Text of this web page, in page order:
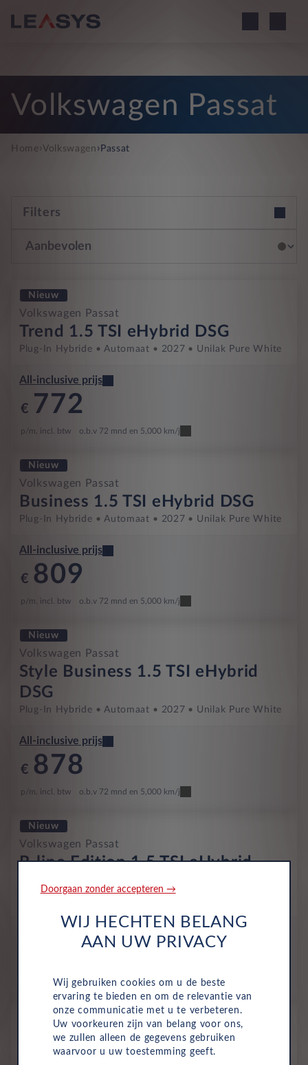
Volkswagen Passat
Home› Volkswagen › Passat
Filters
Nieuw
Volkswagen Passat
Trend 1.5 TSI eHybrid DSG
Plug-In Hybride Automaat 2027 Unilak Pure White
All-inclusive prijs
€ 772
p/m. incl. btw o.b.v 72 mnd en 5,000 km/j
Nieuw
Volkswagen Passat
Business 1.5 TSI eHybrid DSG
Plug-In Hybride Automaat 2027 Unilak Pure White
All-inclusive prijs
€ 809
p/m. incl. btw o.b.v 72 mnd en 5,000 km/j
Nieuw
Volkswagen Passat
Style Business 1.5 TSI eHybrid
DSG
Plug-In Hybride Automaat 2027 Unilak Pure White
All-inclusive prijs
€ 878
p/m. incl. btw o.b.v 72 mnd en 5,000 km/j
Nieuw
Volkswagen Passat
R-line Edition 1.5 TSI eHybrid
DSG
910
p/m. incl. btw o.b.v 72 mnd en 5,000 km/j
Nieuw
Volkswagen Passat
Style Business 1.5 TSI eHybrid
Doorgaan zonder accepteren →
WIJ HECHTEN BELANG
AAN UW PRIVACY
Wij gebruiken cookies om u de beste
ervaring te bieden en om de relevantie van
onze communicatie met u te verbeteren.
Uw voorkeuren zijn van belang voor ons,
we zullen alleen de gegevens gebruiken
waarvoor u uw toestemming geeft.